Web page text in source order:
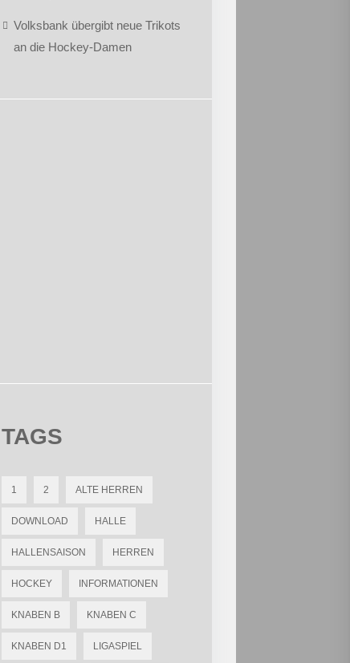
Volksbank übergibt neue Trikots
an die Hockey-Damen
TAGS
1 2 ALTE HERREN
DOWNLOAD HALLE
HALLENSAISON HERREN
HOCKEY INFORMATIONEN
KNABEN B KNABEN C
KNABEN D1 LIGASPIEL